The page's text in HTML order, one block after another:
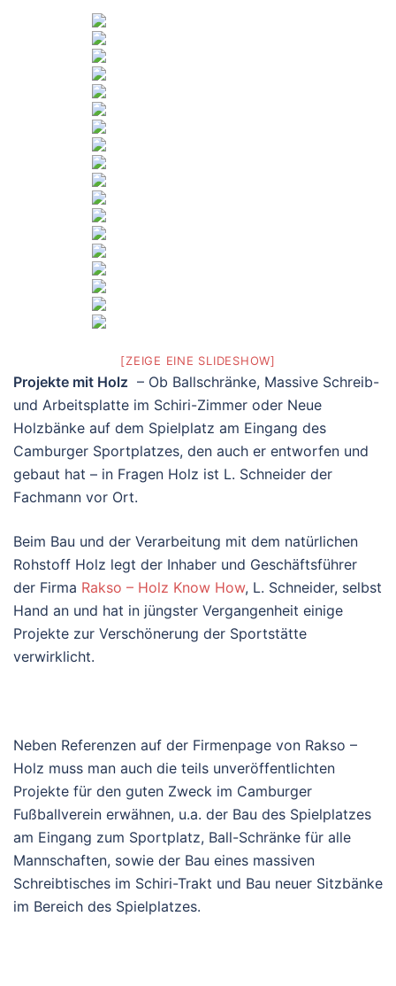
[ZEIGE EINE SLIDESHOW]
Projekte mit Holz – Ob Ballschränke, Massive Schreib-
und Arbeitsplatte im Schiri-Zimmer oder Neue
Holzbänke auf dem Spielplatz am Eingang des
Camburger Sportplatzes, den auch er entworfen und
gebaut hat – in Fragen Holz ist L. Schneider der
Fachmann vor Ort.
Beim Bau und der Verarbeitung mit dem natürlichen
Rohstoff Holz legt der Inhaber und Geschäftsführer
der Firma Rakso – Holz Know How, L. Schneider, selbst
Hand an und hat in jüngster Vergangenheit einige
Projekte zur Verschönerung der Sportstätte
verwirklicht.
Neben Referenzen auf der Firmenpage von Rakso –
Holz muss man auch die teils unveröffentlichten
Projekte für den guten Zweck im Camburger
Fußballverein erwähnen, u.a. der Bau des Spielplatzes
am Eingang zum Sportplatz, Ball-Schränke für alle
Mannschaften, sowie der Bau eines massiven
Schreibtisches im Schiri-Trakt und Bau neuer Sitzbänke
im Bereich des Spielplatzes.